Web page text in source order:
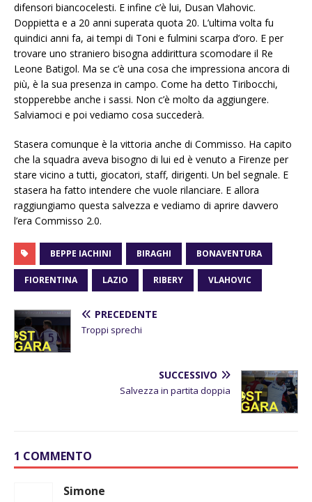
difensori biancocelesti. E infine c’è lui, Dusan Vlahovic.
Doppietta e a 20 anni superata quota 20. L’ultima volta fu
quindici anni fa, ai tempi di Toni e fulmini scarpa d’oro. E per
trovare uno straniero bisogna addirittura scomodare il Re
Leone Batigol. Ma se c’è una cosa che impressiona ancora di
più, è la sua presenza in campo. Come ha detto Tiribocchi,
stopperebbe anche i sassi. Non c’è molto da aggiungere.
Salviamoci e poi vediamo cosa succederà.
Stasera comunque è la vittoria anche di Commisso. Ha capito
che la squadra aveva bisogno di lui ed è venuto a Firenze per
stare vicino a tutti, giocatori, staff, dirigenti. Un bel segnale. E
stasera ha fatto intendere che vuole rilanciare. E allora
raggiungiamo questa salvezza e vediamo di aprire davvero
l’era Commisso 2.0.
BEPPE IACHINI BIRAGHI BONAVENTURA
FIORENTINA LAZIO RIBERY VLAHOVIC
PRECEDENTE
Troppi sprechi
SUCCESSIVO
Salvezza in partita doppia
1 COMMENTO
Simone